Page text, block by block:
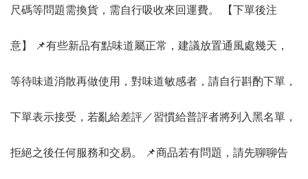
尺碼等問題需換貨，需自行吸收來回運費。 【下單後注
意】 📌有些新品有點味道屬正常，建議放置通風處幾天，
等待味道消散再做使用，對味道敏感者，請自行斟酌下單，
下單表示接受，若亂給差評／習慣給普評者將列入黑名單，
拒絕之後任何服務和交易。 📌商品若有問題，請先聊聊告